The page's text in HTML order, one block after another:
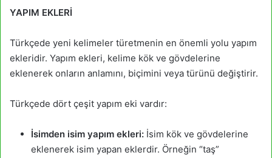
YAPIM EKLERİ
Türkçede yeni kelimeler türetmenin en önemli yolu yapım
ekleridir. Yapım ekleri, kelime kök ve gövdelerine
eklenerek onların anlamını, biçimini veya türünü değiştirir.
Türkçede dört çeşit yapım eki vardır:
İsimden isim yapım ekleri: İsim kök ve gövdelerine
eklenerek isim yapan eklerdir. Örneğin “taş”